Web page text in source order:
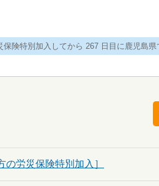
険特別加入してから 267 日目に鹿児島県